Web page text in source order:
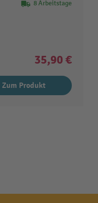
8 Arbeitstage
35,90 €
Zum Produkt